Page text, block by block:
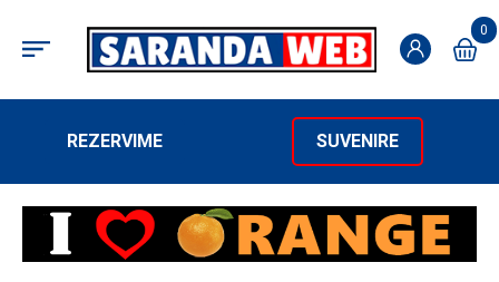
0
REZERVIME SUVENIRE